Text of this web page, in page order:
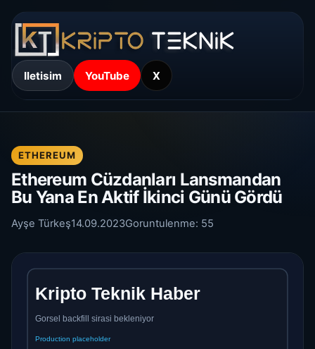
Iletisim YouTube X
ETHEREUM
Ethereum Cüzdanları Lansmandan
Bu Yana En Aktif İkinci Günü Gördü
Ayşe Türkeş14.09.2023Goruntulenme: 55